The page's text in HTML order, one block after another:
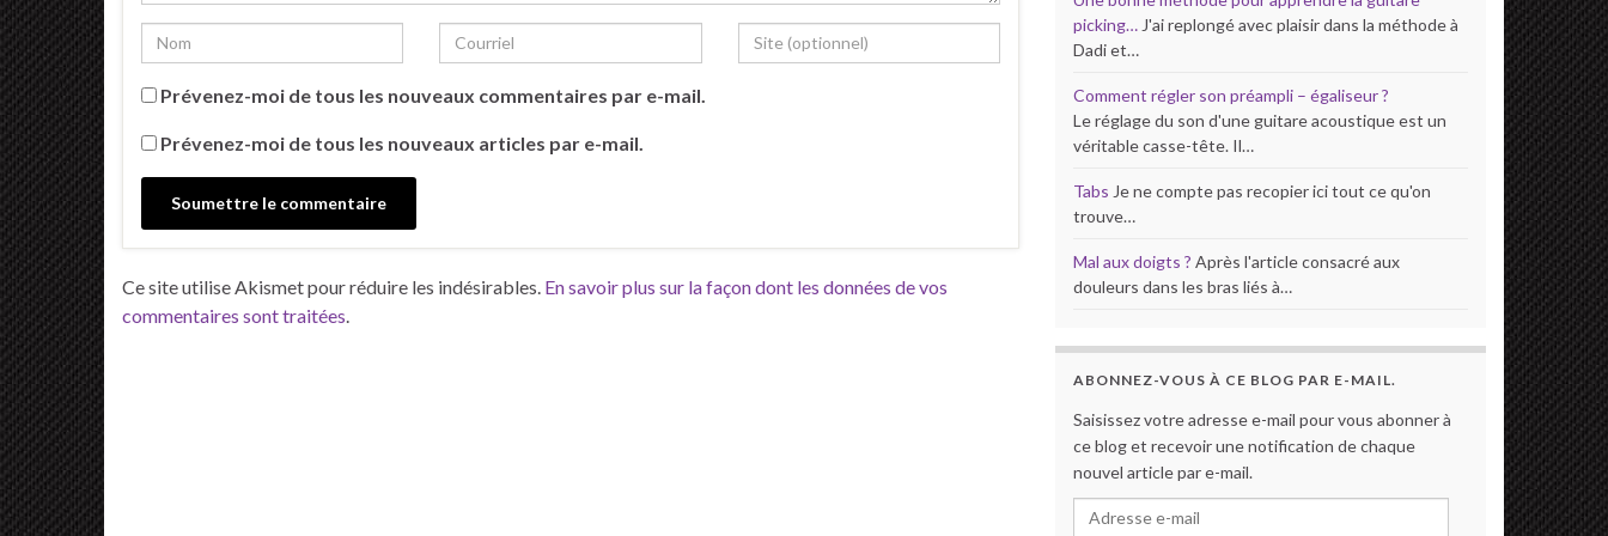
Prévenez-moi de tous les nouveaux commentaires par e-mail.
Prévenez-moi de tous les nouveaux articles par e-mail.
Ce site utilise Akismet pour réduire les indésirables. En savoir plus sur la façon dont les données de vos
commentaires sont traitées
picking… J'ai replongé avec plaisir dans la méthode à
Dadi et…
Comment régler son préampli – égaliseur ?
Le réglage du son d'une guitare acoustique est un
véritable casse-tête. Il…
Tabs Je ne compte pas recopier ici tout ce qu'on
trouve…
Mal aux doigts ? Après l'article consacré aux
douleurs dans les bras liés à…
ABONNEZ-VOUS À CE BLOG PAR E-MAIL.
Saisissez votre adresse e-mail pour vous abonner à
ce blog et recevoir une notification de chaque
nouvel article par e-mail.
Adresse e-mail